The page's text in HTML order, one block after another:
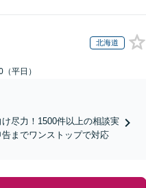
北海道
平日）
尽力！1500件以上の相談実
までワンストップで対応